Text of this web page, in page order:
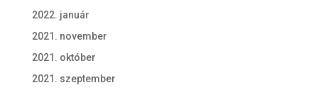
2022. január
2021. november
2021. október
2021. szeptember